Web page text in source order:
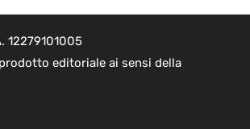
12279101005
editoriale ai sensi della